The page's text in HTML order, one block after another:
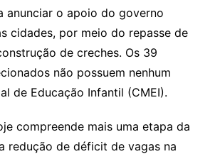
anunciar o apoio do governo
cidades, por meio do repasse de
de creches. Os 39
não possuem nenhum
de Educação Infantil (CMEI).
compreende mais uma etapa da
redução de déficit de vagas na